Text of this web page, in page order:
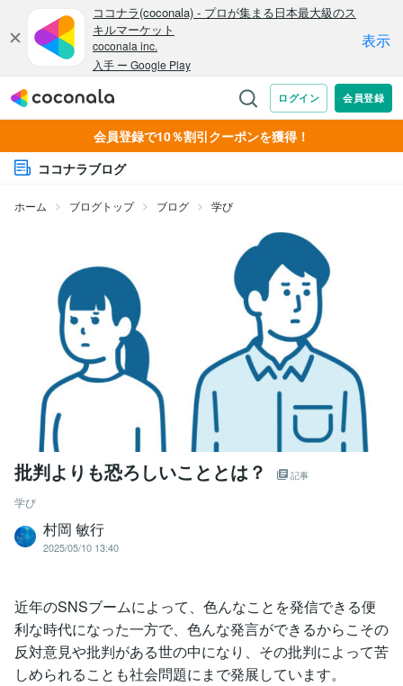
会員登録で10％割引クーポンを獲得！
ココナラブログ
ホーム ブログトップ ブログ 学び
批判よりも恐ろしいこととは？ 記事
学び
村岡 敏行
2025/05/10 13:40
近年のSNSブームによって、色んなことを発信できる便
利な時代になった一方で、色んな発言ができるからこその
反対意見や批判がある世の中になり、その批判によって苦
しめられることも社会問題にまで発展しています。